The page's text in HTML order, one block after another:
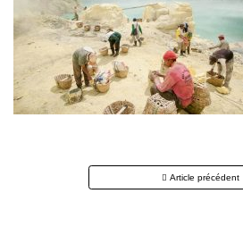
Navigation
Article précédent